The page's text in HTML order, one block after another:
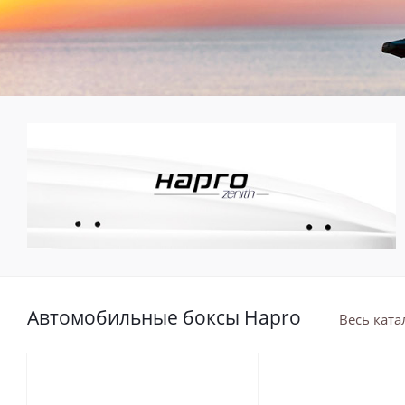
Автомобильные боксы Hapro Весь